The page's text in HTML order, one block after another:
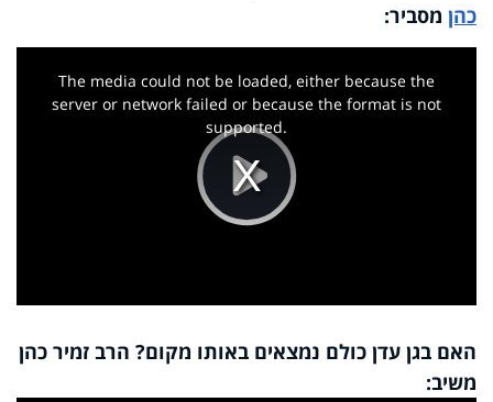
כהן מסביר:
Play
Video
This
The media could not be loaded, either because the
server or network failed or because the format is not
supported.
האם בגן עדן כולם נמצאים באותו מקום? הרב זמיר כהן
משיב: